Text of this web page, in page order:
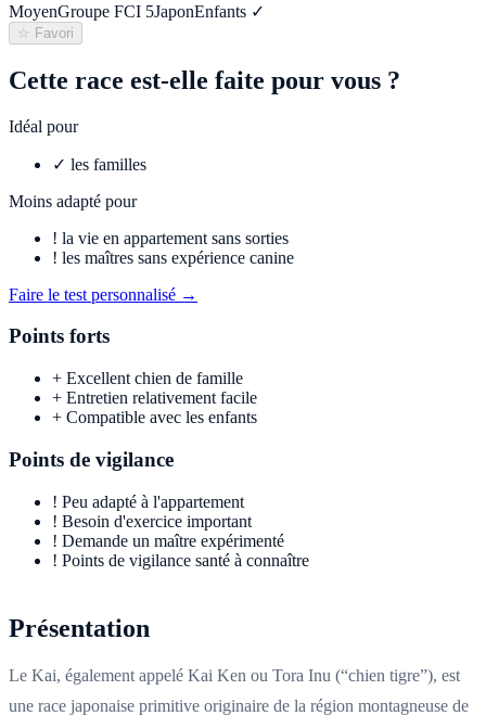
MoyenGroupe FCI 5JaponEnfants ✓
☆ Favori
Cette race est-elle faite pour vous ?
Idéal pour
✓ les familles
Moins adapté pour
! la vie en appartement sans sorties
! les maîtres sans expérience canine
Faire le test personnalisé →
Points forts
+ Excellent chien de famille
+ Entretien relativement facile
+ Compatible avec les enfants
Points de vigilance
! Peu adapté à l'appartement
! Besoin d'exercice important
! Demande un maître expérimenté
! Points de vigilance santé à connaître
Présentation
Le Kai, également appelé Kai Ken ou Tora Inu (“chien tigre”), est
une race japonaise primitive originaire de la région montagneuse de